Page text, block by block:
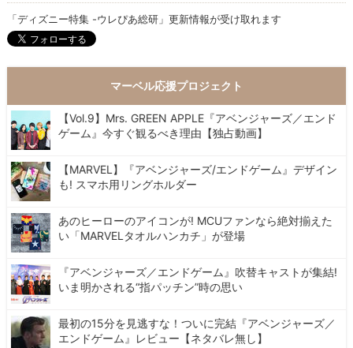
「ディズニー特集 -ウレぴあ総研」更新情報が受け取れます
マーベル応援プロジェクト
【Vol.9】Mrs. GREEN APPLE『アベンジャーズ／エンド
ゲーム』今すぐ観るべき理由【独占動画】
【MARVEL】『アベンジャーズ/エンドゲーム』デザイン
も! スマホ用リングホルダー
あのヒーローのアイコンが! MCUファンなら絶対揃えた
い「MARVELタオルハンカチ」が登場
『アベンジャーズ／エンドゲーム』吹替キャストが集結!
いま明かされる“指パッチン”時の思い
最初の15分を見逃すな！ついに完結『アベンジャーズ／
エンドゲーム』レビュー【ネタバレ無し】